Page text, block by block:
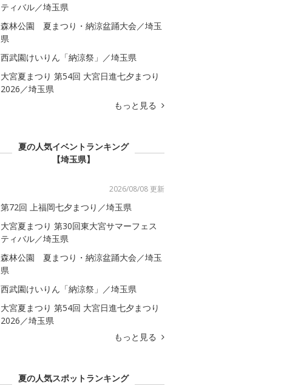
ティバル／埼玉県
森林公園 夏まつり・納涼盆踊大会／埼玉
県
西武園けいりん「納涼祭」／埼玉県
大宮夏まつり 第54回 大宮日進七夕まつり
2026／埼玉県
もっと見る
夏の人気イベントランキング
【埼玉県】
2026/08/08 更新
第72回 上福岡七夕まつり／埼玉県
大宮夏まつり 第30回東大宮サマーフェス
ティバル／埼玉県
森林公園 夏まつり・納涼盆踊大会／埼玉
県
西武園けいりん「納涼祭」／埼玉県
大宮夏まつり 第54回 大宮日進七夕まつり
2026／埼玉県
もっと見る
夏の人気スポットランキング